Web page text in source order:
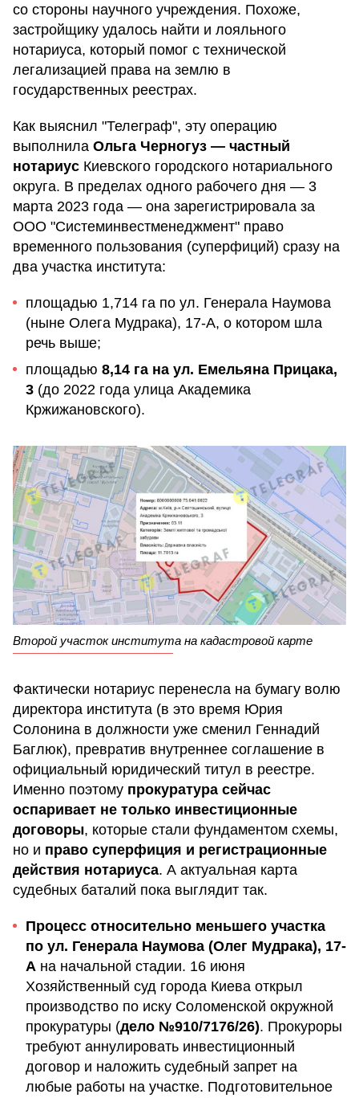
со стороны научного учреждения. Похоже,
застройщику удалось найти и лояльного
нотариуса, который помог с технической
легализацией права на землю в
государственных реестрах.
Как выяснил "Телеграф", эту операцию
выполнила Ольга Черногуз — частный
нотариус Киевского городского нотариального
округа. В пределах одного рабочего дня — 3
марта 2023 года — она зарегистрировала за
ООО "Системинвестменеджмент" право
временного пользования (суперфиций) сразу на
два участка института:
площадью 1,714 га по ул. Генерала Наумова
(ныне Олега Мудрака), 17-А, о котором шла
речь выше;
площадью 8,14 га на ул. Емельяна Прицака,
3 (до 2022 года улица Академика
Кржижановского).
Второй участок института на кадастровой карте
Фактически нотариус перенесла на бумагу волю
директора института (в это время Юрия
Солонина в должности уже сменил Геннадий
Баглюк), превратив внутреннее соглашение в
официальный юридический титул в реестре.
Именно поэтому прокуратура сейчас
оспаривает не только инвестиционные
договоры, которые стали фундаментом схемы,
но и право суперфиция и регистрационные
действия нотариуса. А актуальная карта
судебных баталий пока выглядит так.
Процесс относительно меньшего участка
по ул. Генерала Наумова (Олег Мудрака), 17-
А на начальной стадии. 16 июня
Хозяйственный суд города Киева открыл
производство по иску Соломенской окружной
прокуратуры (дело №910/7176/26). Прокуроры
требуют аннулировать инвестиционный
договор и наложить судебный запрет на
любые работы на участке. Подготовительное